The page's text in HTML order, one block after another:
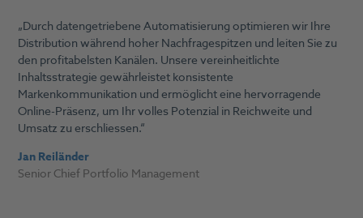
Durch datengetriebene Automatisierung optimieren wir Ihre
Distribution während hoher Nachfragespitzen und leiten Sie zu
den profitabelsten Kanälen. Unsere vereinheitlichte
Inhaltsstrategie gewährleistet konsistente
Markenkommunikation und ermöglicht eine hervorragende
Online-Präsenz, um Ihr volles Potenzial in Reichweite und
Umsatz zu erschliessen.
Jan Reiländer
Senior Chief Portfolio Management